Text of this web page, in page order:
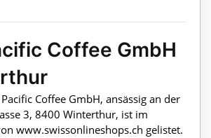
Coffee GmbH
Coffee GmbH, ansässig an der
3, 8400 Winterthur, ist im
www.swissonlineshops.ch gelistet.